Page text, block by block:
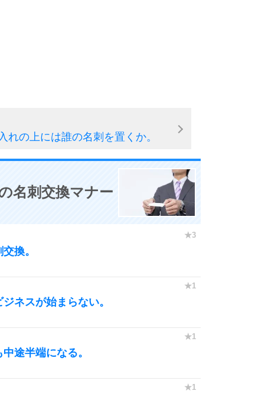
の上には誰の名刺を置くか。
名刺交換マナー
換。
ネスが始まらない。
途半端になる。